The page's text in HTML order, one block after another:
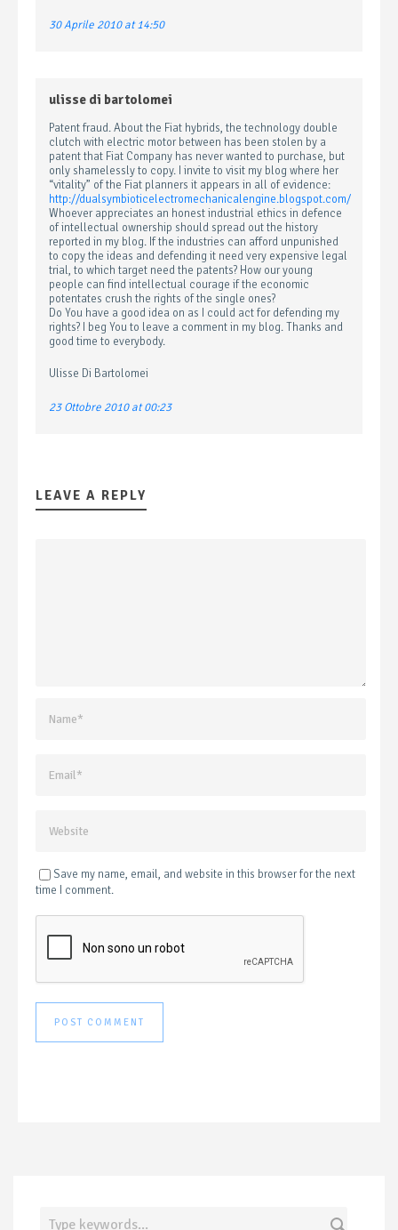
30 Aprile 2010 at 14:50
ulisse di bartolomei
Patent fraud. About the Fiat hybrids, the technology double
clutch with electric motor between has been stolen by a
patent that Fiat Company has never wanted to purchase, but
only shamelessly to copy. I invite to visit my blog where her
“vitality” of the Fiat planners it appears in all of evidence:
http://dualsymbioticelectromechanicalengine.blogspot.com/
Whoever appreciates an honest industrial ethics in defence
of intellectual ownership should spread out the history
reported in my blog. If the industries can afford unpunished
to copy the ideas and defending it need very expensive legal
trial, to which target need the patents? How our young
people can find intellectual courage if the economic
potentates crush the rights of the single ones?
Do You have a good idea on as I could act for defending my
rights? I beg You to leave a comment in my blog. Thanks and
good time to everybody.
Ulisse Di Bartolomei
23 Ottobre 2010 at 00:23
LEAVE A REPLY
Save my name, email, and website in this browser for the next
time I comment.